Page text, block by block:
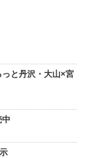
っと丹沢・大山×宮